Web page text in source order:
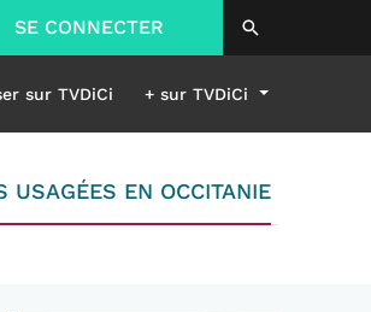
SE CONNECTER
sur TVDiCi + sur TVDiCi
USAGÉES EN OCCITANIE